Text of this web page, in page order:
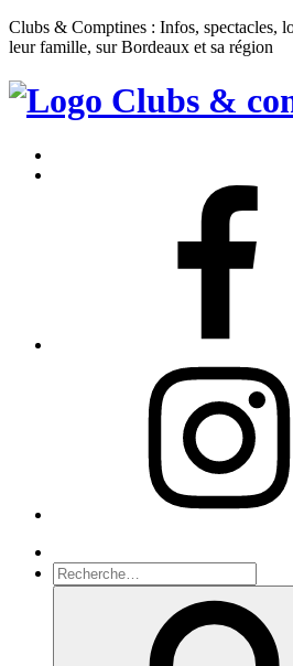
Clubs & Comptines : Infos, spectacles,
leur famille, sur Bordeaux et sa région
Clubs
Comptines
Recherche
pour